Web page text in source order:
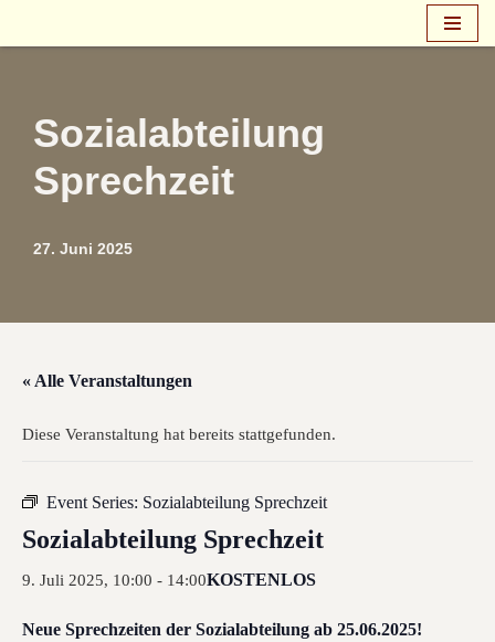
Sozialabteilung
Sprechzeit
27. Juni 2025
« Alle Veranstaltungen
Diese Veranstaltung hat bereits stattgefunden.
Event Series: Sozialabteilung Sprechzeit
Sozialabteilung Sprechzeit
9. Juli 2025, 10:00 - 14:00KOSTENLOS
Neue Sprechzeiten der Sozialabteilung ab 25.06.2025!